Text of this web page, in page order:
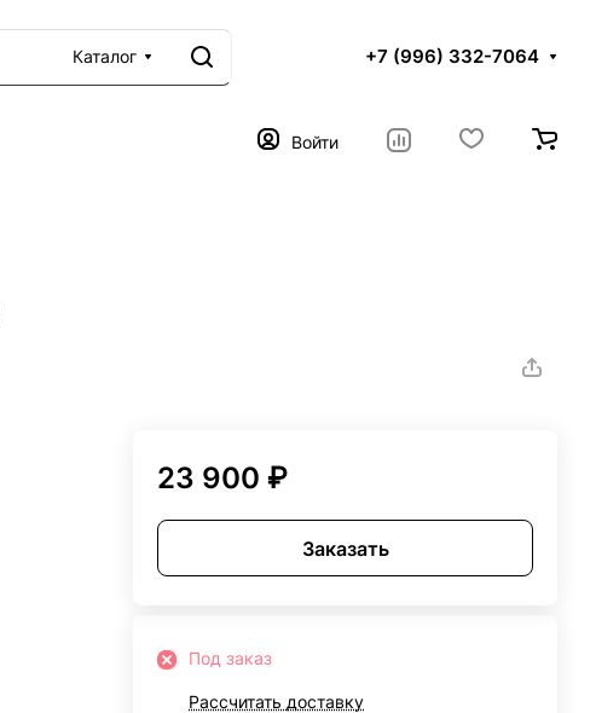
Каталог +7 (996) 332-7064
Войти
23 900 ₽
Заказать
Под заказ
Рассчитать доставку